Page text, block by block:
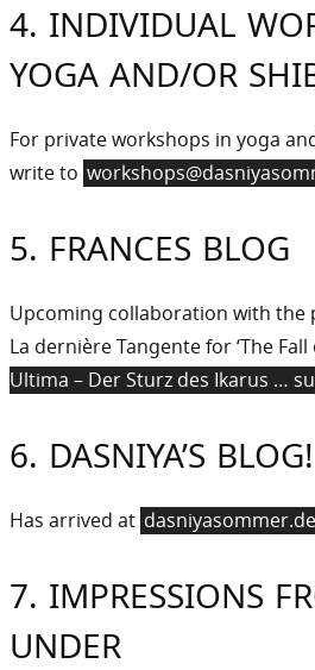
4. INDIVIDUAL
YOGA AND/OR
For private workshops in yoga
write to
5. FRANCES BLOG
Upcoming collaboration with the
La dernière Tangente for ‘The Fall
Ultima – Der Sturz des Ikarus …
6. DASNIYA’S BLOG!
Has arrived at
7. IMPRESSIONS
UNDER